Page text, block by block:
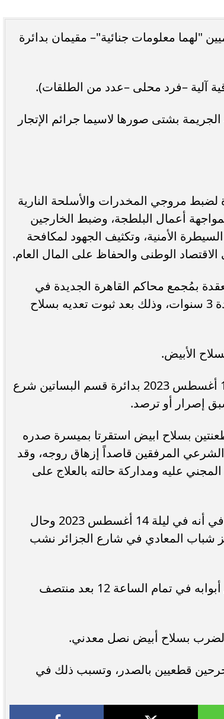
"لهما معلومات جنائية"– مقيمان بدائرة
بشتى صورها لاسيما جرائم الإتجار
لضبط مروجي المخدرات والأسلحة النارية
أعمال البلطجة، وضبط الخارجين
الأمنية، وتكثيف الجهود لمكافحة
الوطنى والحفاظ على المال العام.
بمُجمع محاكم القاهرة الجديدة في
التجمع الخامس، بمعاقبة مُدانٍ بالحبس مع الشغل لمدة 3 سنوات، وذلك بعد ثبوت تعديه بسلاح
الأبيض.
وأسندت النيابة العامة للمتهم محمود.ب أنه في يوم 14 أغسطس 2023 بدائرة قسم البساتين شرع
إصرار أو ترصد.
بسلاح ابيض استقرتا بميسرة صدره
المرفقين قاصداً إزهاق روجه، وقد
عليه ومداركة حالته بالعلاج على
وقالت المحكمة في حيثيات حُكمها ان الواقعة تتحصل في أنه في ليلة 14 أغسطس 2023 وحال
شباب المعادي في شارع الجزائر نشب
ونشب الخلاف بسبب مواعيد عمل المركز، حيث يُغلق أبوابه في تمام الساعة 12 بعد منتصف
بسلاح أبيض نصل معدني.
قطعيين بالصدر، وتسبب ذلك في